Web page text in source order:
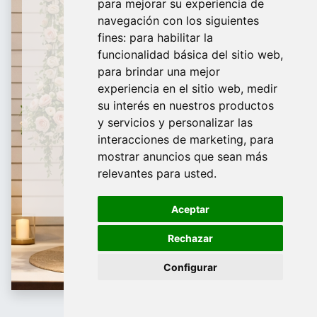
para mejorar su experiencia de
navegación con los siguientes
fines: para habilitar la
funcionalidad básica del sitio web,
para brindar una mejor
experiencia en el sitio web, medir
su interés en nuestros productos
y servicios y personalizar las
interacciones de marketing, para
mostrar anuncios que sean más
relevantes para usted.
Aceptar
Rechazar
Configurar
De domingo a Viernes
¿Te ayudamos?
688 097 373​
info@tridecor.net
Contáctanos
Cajas de joyería